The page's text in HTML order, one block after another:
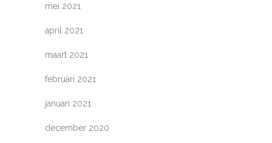
mei 2021
april 2021
maart 2021
februari 2021
januari 2021
december 2020